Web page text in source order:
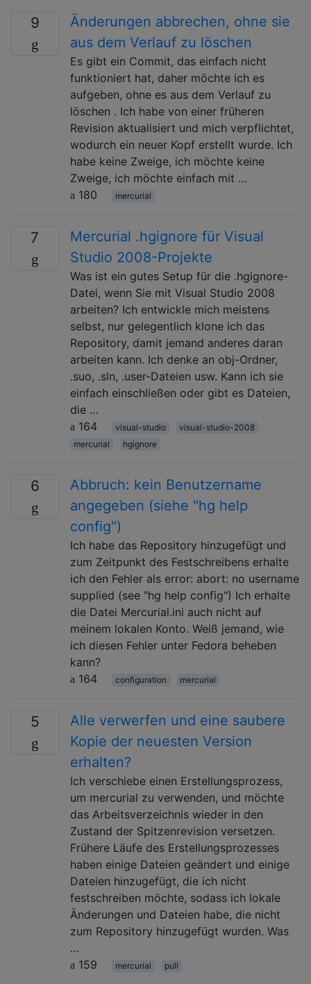
9
Änderungen abbrechen, ohne sie
aus dem Verlauf zu löschen
Es gibt ein Commit, das einfach nicht
funktioniert hat, daher möchte ich es
aufgeben, ohne es aus dem Verlauf zu
löschen . Ich habe von einer früheren
Revision aktualisiert und mich verpflichtet,
wodurch ein neuer Kopf erstellt wurde. Ich
habe keine Zweige, ich möchte keine
Zweige, ich möchte einfach mit …
180
mercurial
7
Mercurial .hgignore für Visual
Studio 2008-Projekte
Was ist ein gutes Setup für die .hgignore-
Datei, wenn Sie mit Visual Studio 2008
arbeiten? Ich entwickle mich meistens
selbst, nur gelegentlich klone ich das
Repository, damit jemand anderes daran
arbeiten kann. Ich denke an obj-Ordner,
.suo, .sln, .user-Dateien usw. Kann ich sie
einfach einschließen oder gibt es Dateien,
die …
164
visual-studio
visual-studio-2008
mercurial
hgignore
6
Abbruch: kein Benutzername
angegeben (siehe "hg help
config")
Ich habe das Repository hinzugefügt und
zum Zeitpunkt des Festschreibens erhalte
ich den Fehler als error: abort: no username
supplied (see "hg help config") Ich erhalte
die Datei Mercurial.ini auch nicht auf
meinem lokalen Konto. Weiß jemand, wie
ich diesen Fehler unter Fedora beheben
kann?
164
configuration mercurial
5
Alle verwerfen und eine saubere
Kopie der neuesten Version
erhalten?
Ich verschiebe einen Erstellungsprozess,
um mercurial zu verwenden, und möchte
das Arbeitsverzeichnis wieder in den
Zustand der Spitzenrevision versetzen.
Frühere Läufe des Erstellungsprozesses
haben einige Dateien geändert und einige
Dateien hinzugefügt, die ich nicht
festschreiben möchte, sodass ich lokale
Änderungen und Dateien habe, die nicht
zum Repository hinzugefügt wurden. Was
…
159
mercurial pull